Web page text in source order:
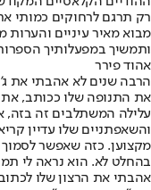
רק תרגם לרחוקים כמותי
מבוא מאיר עיניים
ותמשיך במפעלותיך
אהוד פירר
הרבה שנים לא אהבתי את
את התנופה שלו ככותב, את
עלילה המשתלבים זה בזה,
והשאפתניים שלו עדיין
מקצוען. כזה שאפשר
בהחלט לא. הוא נראה לי
אהבתי את הרצון שלו